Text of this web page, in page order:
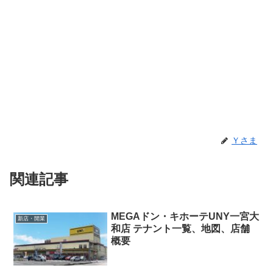
Ｙさま
関連記事
新店・開業
MEGAドン・キホーテUNY一宮大
和店 テナント一覧、地図、店舗
概要